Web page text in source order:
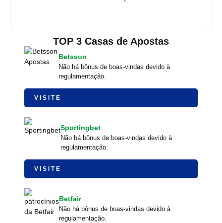
TOP 3 Casas de Apostas
Betsson
Não há bônus de boas-vindas devido à
regulamentação.
VISITE
Sportingbet
Não há bônus de boas-vindas devido à
regulamentação.
VISITE
Betfair
Não há bônus de boas-vindas devido à
regulamentação.